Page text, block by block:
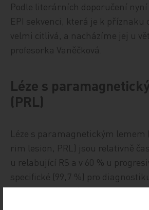
Podle literárních doporučení nyní
EPI sekvenci, která je k příznaku
velmi citlivá, a nacházíme jej u
profesorka Vaněčková.
Léze s
(PRL)
Léze s paramagnetickým lemem
rim lesion, PRL) jsou relativně
u relabující RS a v 60 % u
specifické (99,7 %) pro
senzitivitu (24 %). Bývají